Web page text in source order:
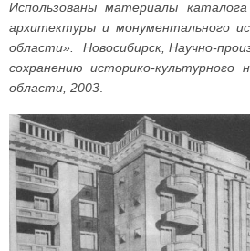
Использованы материалы
архитектуры и монументального
области». Новосибирск, Научно-
сохранению историко-культурного
области, 2003